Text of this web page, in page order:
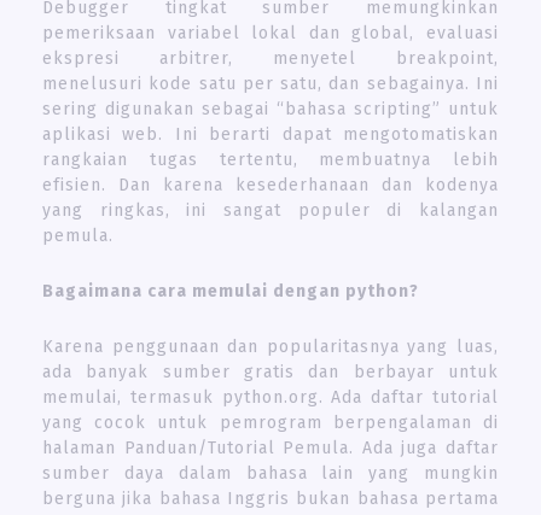
Debugger tingkat sumber memungkinkan
pemeriksaan variabel lokal dan global, evaluasi
ekspresi arbitrer, menyetel breakpoint,
menelusuri kode satu per satu, dan sebagainya. Ini
sering digunakan sebagai “bahasa scripting” untuk
aplikasi web. Ini berarti dapat mengotomatiskan
rangkaian tugas tertentu, membuatnya lebih
efisien. Dan karena kesederhanaan dan kodenya
yang ringkas, ini sangat populer di kalangan
pemula.
Bagaimana cara memulai dengan python?
Karena penggunaan dan popularitasnya yang luas,
ada banyak sumber gratis dan berbayar untuk
memulai, termasuk python.org. Ada daftar tutorial
yang cocok untuk pemrogram berpengalaman di
halaman Panduan/Tutorial Pemula. Ada juga daftar
sumber daya dalam bahasa lain yang mungkin
berguna jika bahasa Inggris bukan bahasa pertama